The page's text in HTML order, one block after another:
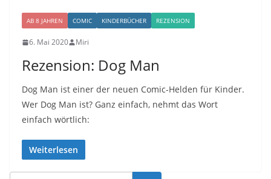
AB 8 JAHREN COMIC KINDERBÜCHER REZENSION
6. Mai 2020 Miri
Rezension: Dog Man
Dog Man ist einer der neuen Comic-Helden für Kinder.
Wer Dog Man ist? Ganz einfach, nehmt das Wort
einfach wörtlich:
Weiterlesen